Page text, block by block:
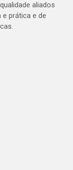
aliados
e prática e de